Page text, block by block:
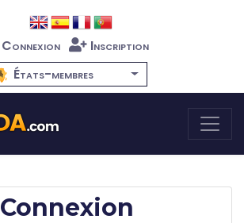
Connexion
Inscription
États-membres
Connexion